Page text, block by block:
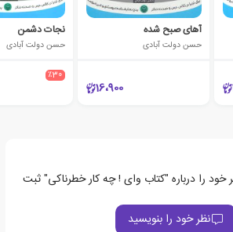
آهای صبح شده
حسن دولت آبادی
16،900
نجات دشمن
حسن دولت آبادی
٪30
خود را درباره "کتاب وای ! چه کار خطرناکی" ثبت
نظر خود را بنویسید